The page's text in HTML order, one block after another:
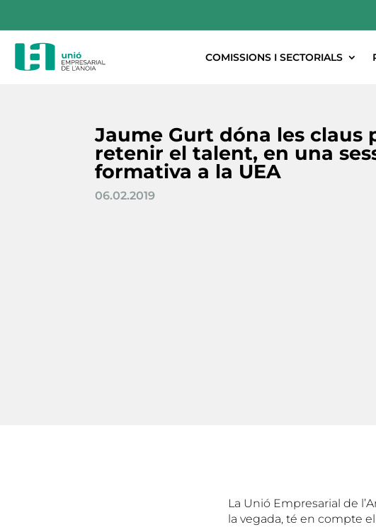
COMISSIONS I SECTORIALS
Jaume Gurt dóna les claus
retenir el talent, en una
formativa a la UEA
06.02.2019
La Unió Empresarial de
la vegada, té en compte